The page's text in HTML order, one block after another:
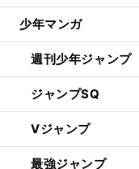
少年マンガ
週刊少年ジャンプ
ジャンプSQ
Vジャンプ
最強ジャンプ